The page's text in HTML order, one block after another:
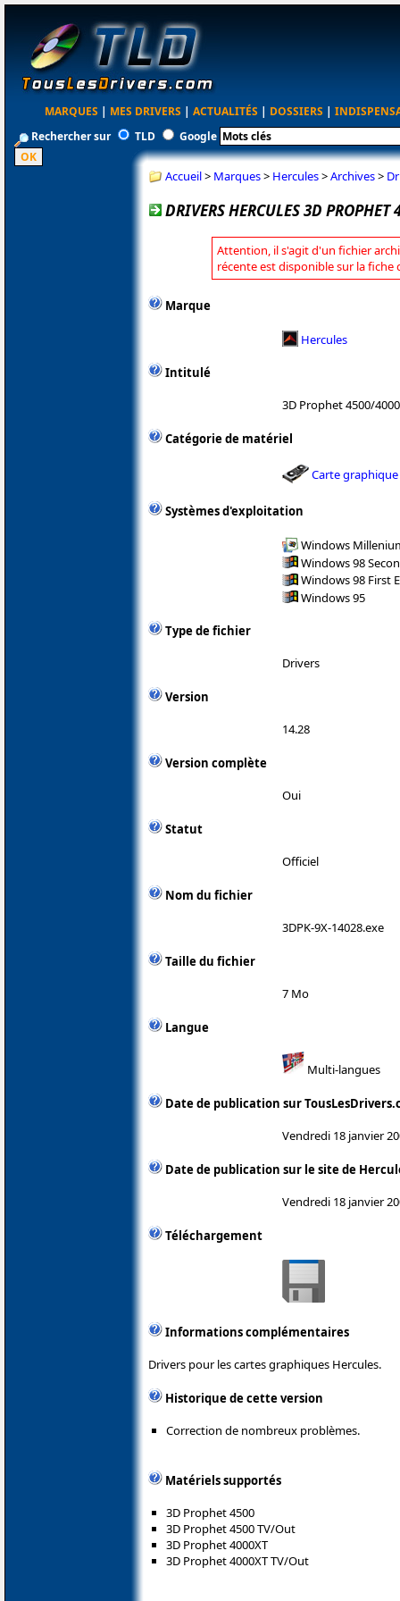
MARQUES | MES DRIVERS | ACTUALITÉS | DOSSIERS |
Rechercher sur
TLD Google
Accueil> Marques> Hercules>Archives>
DRIVERS HERCULES 3D
Attention, il s'agit d'un fichier
récente est disponible sur la fiche
Marque
Hercules
Intitulé
3D Prophet 4500/
Catégorie de matériel
Carte graphique
Systèmes d'exploitation
Windows
Windows 98
Windows 98 First
Windows 95
Type de fichier
Drivers
Version
14.28
Version complète
Oui
Statut
Officiel
Nom du fichier
3DPK-9X-14028.exe
Taille du fichier
7 Mo
Langue
Multi-langues
Date de publication sur
Vendredi 18 janvier
Date de publication sur le site de
Vendredi 18 janvier
Téléchargement
Informations complémentaires
Drivers pour les cartes graphiques Hercules.
Historique de cette version
Correction de nombreux problèmes.
Matériels supportés
3D Prophet 4500
3D Prophet 4500 TV/Out
3D Prophet 4000XT
3D Prophet 4000XT TV/Out